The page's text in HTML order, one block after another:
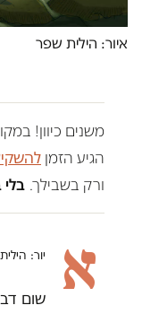
איור: הילית שפר
משנים כיוון!
הגיע הזמן
ורק בשבילך.
א יור:
שום